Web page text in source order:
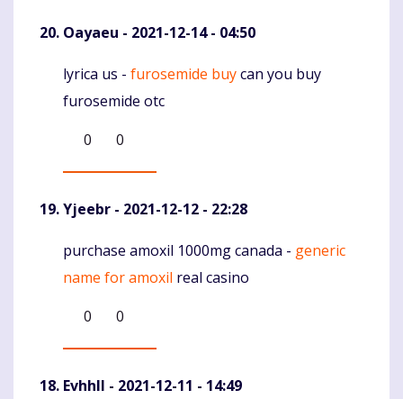
Oayaeu - 2021-12-14 - 04:50
Komentaras
lyrica us - furosemide buycan you buy
furosemide otc
0
0
Yjeebr - 2021-12-12 - 22:28
Komentaras
purchase amoxil 1000mg canada - generic
name for amoxil real casino
0
0
Evhhll - 2021-12-11 - 14:49